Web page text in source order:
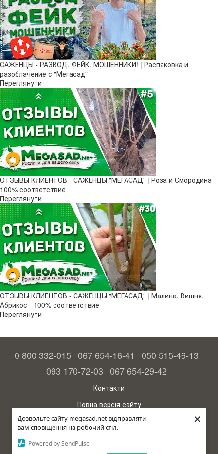
Дозвольте сайту megasad.net відправляти
вам сповіщення на робочий стіл.
Powered by SendPulse
×
САЖЕНЦЫ - РАЗВОД, ФЕЙК, МОШЕННИКИ! | Распаковка и
разоблачение с "Мегасад"
Переглянути
ОТЗЫВЫ КЛИЕНТОВ - САЖЕНЦЫ "МЕГАСАД" | Роза и Смородина
100% соответствие
Переглянути
ОТЗЫВЫ КЛИЕНТОВ - САЖЕНЦЫ "МЕГАСАД" | Малина, Вишня,
Абрикос - 100% соответствие
Переглянути
0 800 332-015 067 654-16-41
050 515-46-13
093 170-72-03 067 654-29-42
Контакти
Повна версія сайту
© 2015—2026
Megasad – гарантія високого врожаю
рус (країна-терорист)